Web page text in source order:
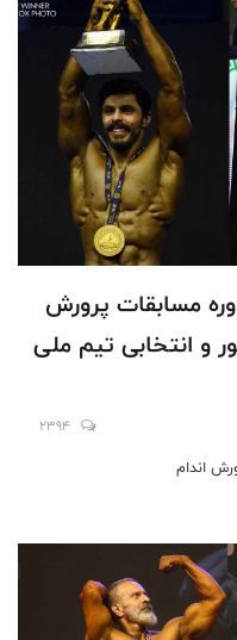
مسابقات پرورش
و انتخابی تیم ملی
2394
اندام